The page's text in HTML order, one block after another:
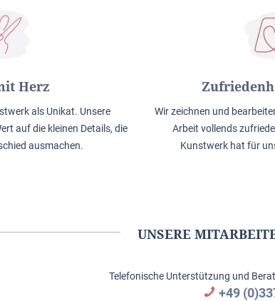
Herz
als Unikat. Unsere
auf die kleinen Details, die
ausmachen.
Wir zeichnen und
Arbeit vollends
Kunstwerk hat für
UNSERE
Telefonische Unterstützung und
+49